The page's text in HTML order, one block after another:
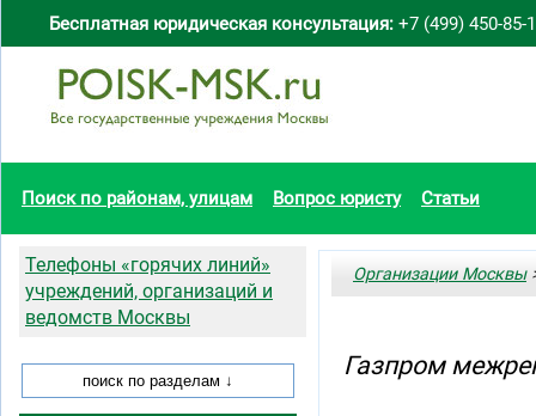
Бесплатная юридическая консультация: +7 (499) 450-85-
Поиск по районам, улицам Вопрос юристу Статьи
Организации Москвы
Газпром
Телефоны «горячих линий»
учреждений, организаций и
ведомств Москвы